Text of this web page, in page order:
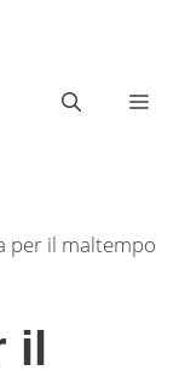
per il maltempo
il